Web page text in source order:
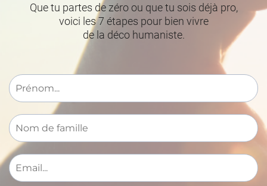
Que tu partes de zéro ou que tu sois déjà pro,
voici les 7 étapes pour bien vivre
de la déco humaniste.